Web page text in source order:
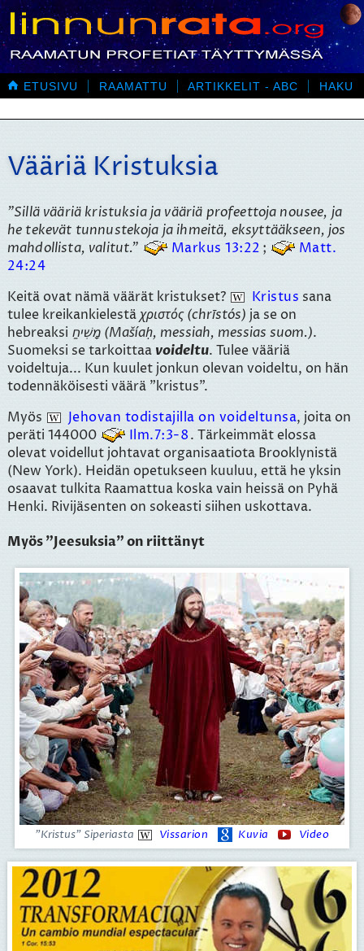
 ETUSIVU RAAMATTU ARTIKKELIT - ABC HAKU
Vääriä Kristuksia
Sillä vääriä kristuksia ja vääriä profeettoja nousee, ja
he tekevät tunnustekoja ja ihmeitä, eksyttääkseen, jos
mahdollista, valitut.
Markus 13:22 ;
Matt.
24:24
Keitä ovat nämä väärät kristukset?
Kristus sana
tulee kreikankielestäχριστός (chrīstós) ja se on
hebreaksi
מָשִׁיחַ (Mašíaḥ, messiah, messias suom.).
Suomeksi se tarkoittaa voideltu. Tulee vääriä
voideltuja... Kun kuulet jonkun olevan voideltu, on hän
todennäköisesti väärä "kristus".
Myös
Jehovan todistajilla on voideltunsa, joita on
peräti 144000
Ilm.7:3-8. Tärkeimmät elossa
olevat voidellut johtavat organisaatiota Brooklynistä
(New York). Heidän opetukseen kuuluu, että he yksin
osaavat tulkita Raamattua koska vain heissä on Pyhä
Henki. Rivijäsenten on sokeasti siihen uskottava.
Myös "Jeesuksia" on riittänyt
"Kristus" Siperiasta Vissarion Kuvia Video